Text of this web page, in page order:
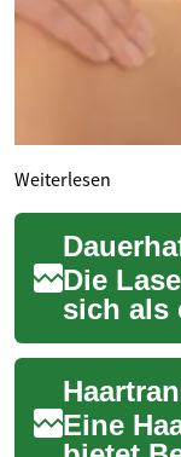
Weiterlesen
Die
sich als
Dies...
Eine